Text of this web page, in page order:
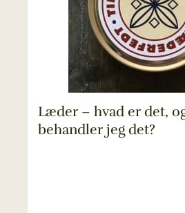
Læder – hvad er det,
behandler jeg det?